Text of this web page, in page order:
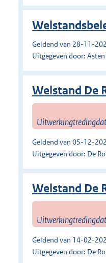
Geldend van 28-11-
Uitgegeven door: Asten
Welstand De
Geldend van 05-12-
Uitgegeven door: De
Welstand De
Geldend van 14-02-
Uitgegeven door: De